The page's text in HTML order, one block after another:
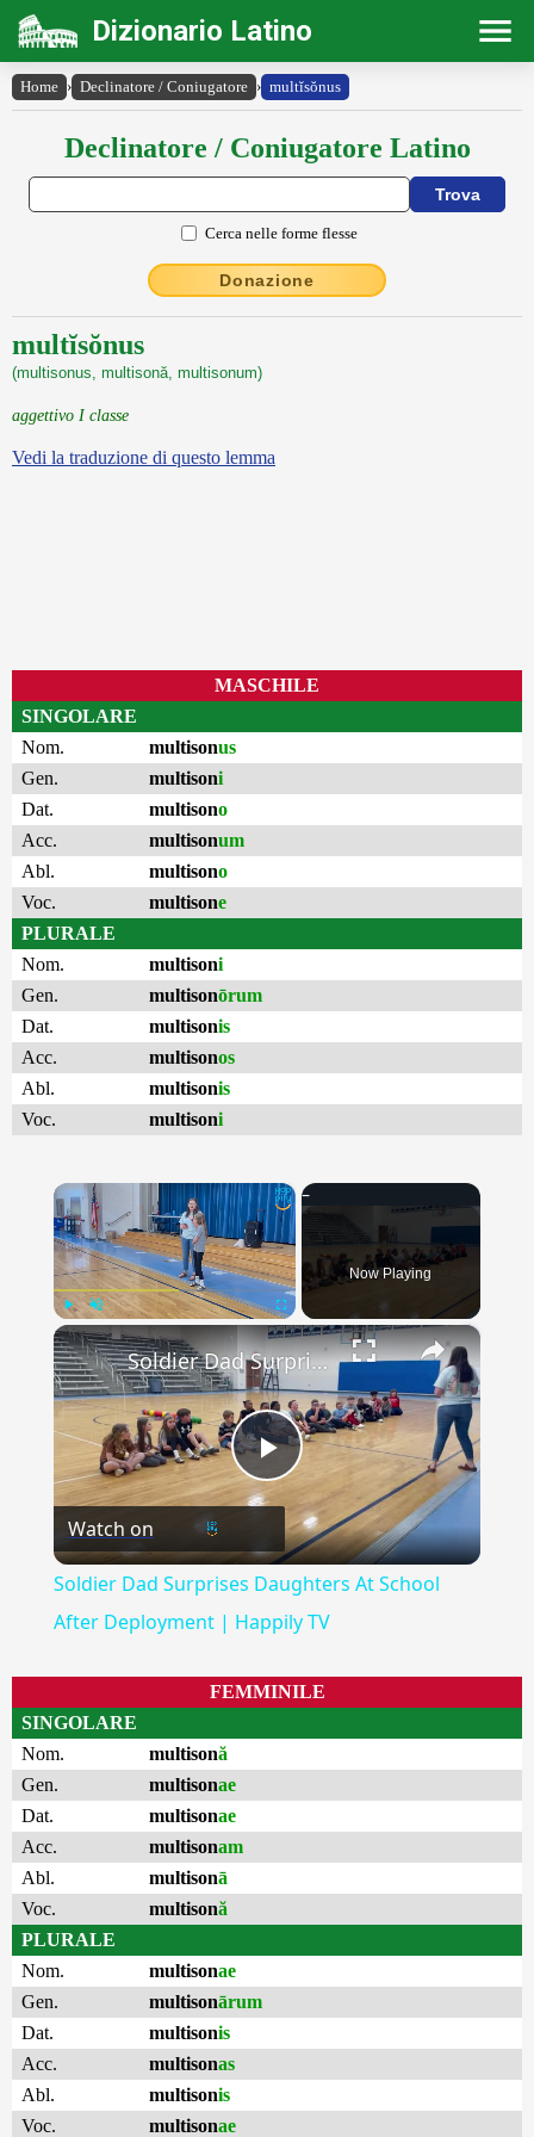
Dizionario Latino
Home › Declinatore / Coniugatore › multĭsŏnus
Declinatore / Coniugatore Latino
Cerca nelle forme flesse
Donazione
multĭsŏnus
(multisonus, multisonă, multisonum)
aggettivo I classe
Vedi la traduzione di questo lemma
MASCHILE
SINGOLARE
Nom.
multisonus
Gen.
multisoni
Dat.
multisono
Acc.
multisonum
Abl.
multisono
Voc.
multisone
PLURALE
Nom.
multisoni
Gen.
multisonōrum
Dat.
multisonis
Acc.
multisonos
Abl.
multisonis
Voc.
multisoni
×
Play Fullscreen
Now Playing
×
Play
Video
Soldier Dad Surprises Daughters At School After Deployment | Happily TV
Watch on
Soldier Dad Surprises Daughters At School
After Deployment | Happily TV
FEMMINILE
SINGOLARE
Nom.
multisonă
Gen.
multisonae
Dat.
multisonae
Acc.
multisonam
Abl.
multisonā
Voc.
multisonă
PLURALE
Nom.
multisonae
Gen.
multisonārum
Dat.
multisonis
Acc.
multisonas
Abl.
multisonis
Voc.
multisonae